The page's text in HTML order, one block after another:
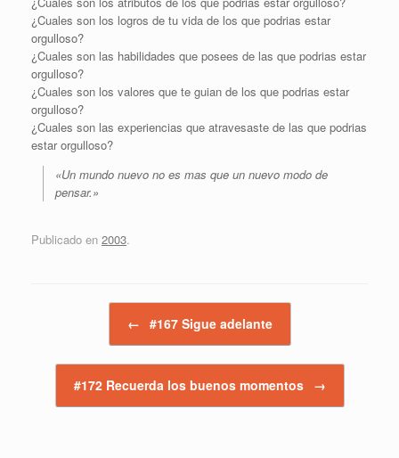
¿Cuales son los logros de tu vida de los que podrias estar
orgulloso?
¿Cuales son las habilidades que posees de las que podrias estar
orgulloso?
¿Cuales son los valores que te guian de los que podrias estar
orgulloso?
¿Cuales son las experiencias que atravesaste de las que podrias
estar orgulloso?
«Un mundo nuevo no es mas que un nuevo modo de
pensar.»
Publicado en 2003.
← #167 Sigue adelante
#172 Recuerda los buenos momentos →